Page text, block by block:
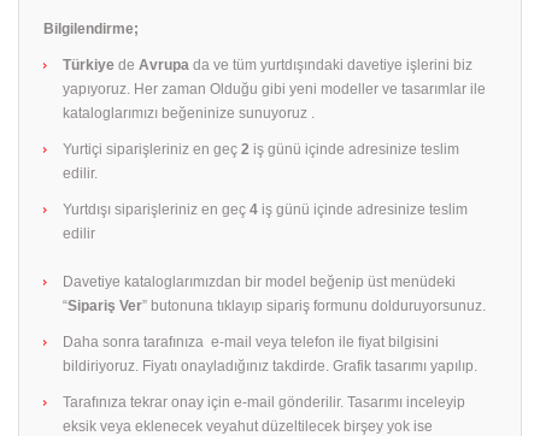
Bilgilendirme;
Türkiye de Avrupa da ve tüm yurtdışındaki davetiye işlerini biz
yapıyoruz. Her zaman Olduğu gibi yeni modeller ve tasarımlar ile
kataloglarımızı beğeninize sunuyoruz .
Yurtiçi siparişleriniz en geç 2 iş günü içinde adresinize teslim
edilir.
Yurtdışı siparişleriniz en geç 4 iş günü içinde adresinize teslim
edilir
Davetiye kataloglarımızdan bir model beğenip üst menüdeki
“Sipariş Ver” butonuna tıklayıp sipariş formunu dolduruyorsunuz.
Daha sonra tarafınıza e-mail veya telefon ile fiyat bilgisini
bildiriyoruz. Fiyatı onayladığınız takdirde. Grafik tasarımı yapılıp.
Tarafınıza tekrar onay için e-mail gönderilir. Tasarımı inceleyip
eksik veya eklenecek veyahut düzeltilecek birşey yok ise